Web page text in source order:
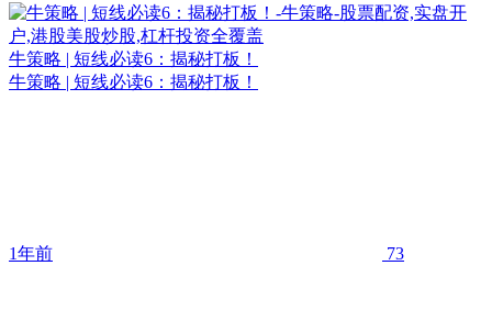
牛策略 | 短线必读6：揭秘打板！
牛策略 | 短线必读6：揭秘打板！
1年前 73